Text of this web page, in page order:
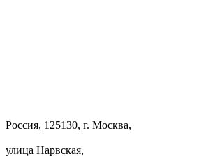
Россия, 125130, г. Москва,
улица Нарвская,